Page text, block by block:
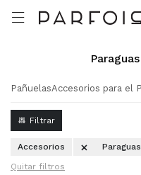

PañuelasAccesorios para el
Accesorios Paraguas
Quitar filtros